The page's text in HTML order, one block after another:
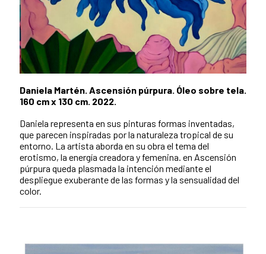
Daniela Martén. Ascensión púrpura. Óleo sobre tela.
160 cm x 130 cm. 2022.
Daniela representa en sus pinturas formas inventadas,
que parecen inspiradas por la naturaleza tropical de su
entorno. La artista aborda en su obra el tema del
erotismo, la energía creadora y femenina. en Ascensión
púrpura queda plasmada la intención mediante el
despliegue exuberante de las formas y la sensualidad del
color.